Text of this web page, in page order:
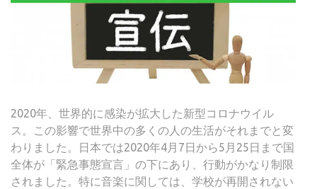
2020年、世界的に感染が拡大した新型コロナウイル
ス。この影響で世界中の多くの人の生活がそれまでと変
わりました。日本では2020年4月7日から5月25日まで国
全体が「緊急事態宣言」の下にあり、行動がかなり制限
されました。特に音楽に関しては、学校が再開されない